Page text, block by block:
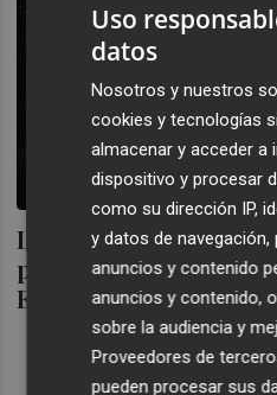
La ilicitana Emxys
proyecto
Espacial Europea
Uso
datos
Nosotros y nuestros
cookies y tecnologías
almacenar y acceder a
dispositivo y procesar
como su dirección IP,
y datos de
anuncios y contenido
anuncios y contenido,
sobre la audiencia y
Proveedores de
pueden procesar sus